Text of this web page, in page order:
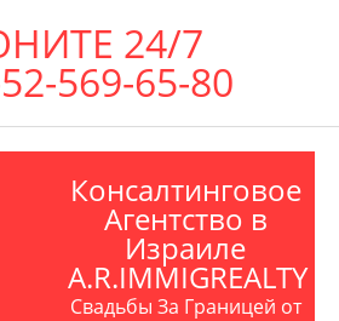
24/7
569-65-80
Консалтинговое
Агентство в
Израиле
A.R.IMMIGREALTY
Свадьбы За Границей от